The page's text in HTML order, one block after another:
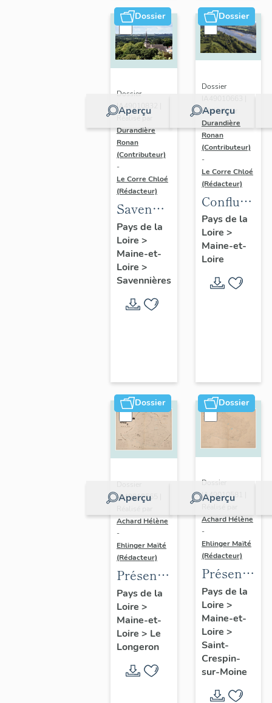
Dossier
Aperçu
Dossier
IA49010832 |
Réalisé par
Durandière
Ronan
(Contributeur)
-
Le Corre Chloé
(Rédacteur)
Savennières
:
présentation
de la
commune
Pays de la
Loire >
Maine-et-
Loire >
Savennières
Dossier
Aperçu
Dossier
Réalisé par
Durandière
Ronan
(Contributeur)
-
Le Corre Chloé
(Rédacteur)
Confluence
Maine-
Loire :
d'étude
Pays de la
Loire >
Maine-et-
Loire
Dossier
Aperçu
IA49010565 |
Achard Hélène
-
Ehlinger Maïté
(Rédacteur)
Présentation
du
patrimoine
industriel
de la
commune
du
Pays de la
Loire >
Maine-et-
Loire > Le
Longeron
Dossier
Aperçu
Dossier
IA49010581 |
Achard Hélène
-
Ehlinger Maïté
(Rédacteur)
du
patrimoine
industriel
de la
commune
de Saint-
Crespin-
Pays de la
Loire >
Maine-et-
Loire >
Saint-
Crespin-
sur-Moine